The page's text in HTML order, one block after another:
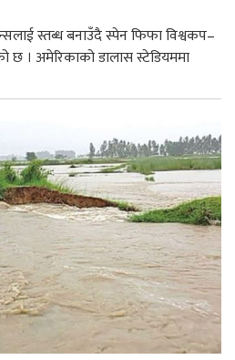
स्तब्ध बनाउँदै स्पेन फिफा विश्वकप–
छ । अमेरिकाको डालास स्टेडियममा